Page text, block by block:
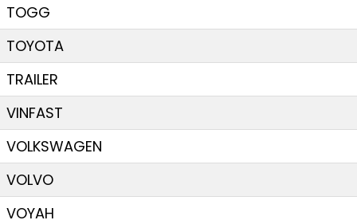
TOGG
TOYOTA
TRAILER
VINFAST
VOLKSWAGEN
VOLVO
VOYAH